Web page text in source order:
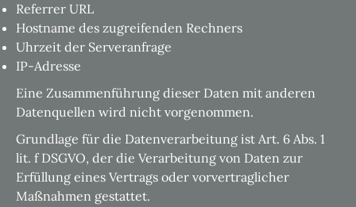
Referrer URL
Hostname des zugreifenden Rechners
Uhrzeit der Serveranfrage
IP-Adresse
Eine Zusammenführung dieser Daten mit anderen
Datenquellen wird nicht vorgenommen.
Grundlage für die Datenverarbeitung ist Art. 6 Abs. 1
lit. f DSGVO, der die Verarbeitung von Daten zur
Erfüllung eines Vertrags oder vorvertraglicher
Maßnahmen gestattet.